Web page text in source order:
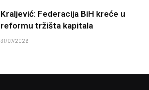
Kraljević: Federacija BiH kreće u
reformu tržišta kapitala
31/07/2026